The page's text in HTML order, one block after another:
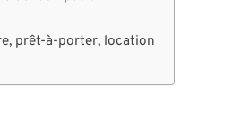
prêt-à-porter, location